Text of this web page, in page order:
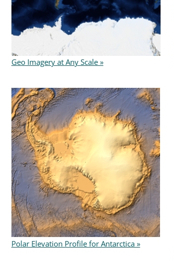
Geo Imagery at Any Scale »
Polar Elevation Profile for Antarctica »